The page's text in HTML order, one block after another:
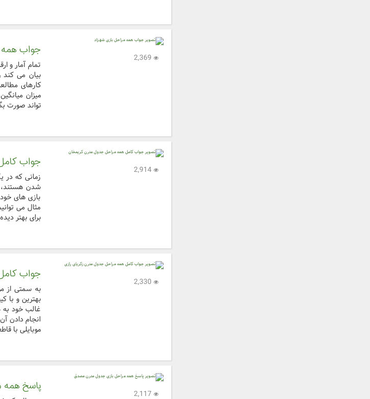
جواب همه
تمام آمار و
بیان می کند
کارهای
میزان
تواند صورت
جواب
زمانی که
شدن هستند،
بازی های
مثال می
برای بهتر
جواب
به سمتی از
بهترین و با
غالب خود به
انجام دادن
موبایلی با
پاسخ